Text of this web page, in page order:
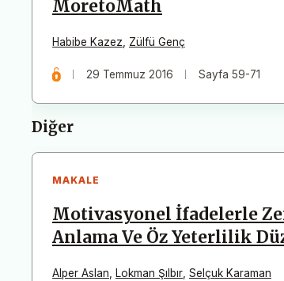
MoretoMath
Habibe Kazez Zülfü Genç
29 Temmuz 2016 Sayfa 59-71
Diğer
MAKALE
Motivasyonel İfadelerle
Anlama Ve Öz Yeterlilik
Alper Aslan Lokman Şılbır Selçuk Karaman